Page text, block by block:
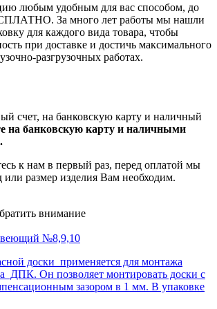
любым удобным для вас способом, до
За много лет работы мы нашли
для каждого вида товара, чтобы
при доставке и достичь максимального
разгрузочных работах.
счет, на банковскую карту и наличный
на банковскую карту и наличными
к нам в первый раз, перед оплатой мы
или размер изделия Вам необходим.
внимание
№8,9,10
доски применяется для монтажа
ДПК. Он позволяет монтировать доски с
зазором в 1 мм. В упаковке